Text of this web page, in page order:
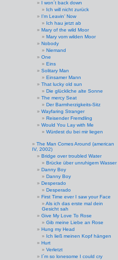
I won´t back down
Ich will nicht zurück
I’m Leavin’ Now
Ich hau jetzt ab
Mary of the wild Moor
Mary vom wilden Moor
Nobody
Niemand
One
Eins
Solitary Man
Einsamer Mann
That lucky old sun
Die glückliche alte Sonne
The mercy Seat
Der Barmherzigkeits-Sitz
Wayfaring Stranger
Reisender Fremdling
Would You Lay with Me
Würdest du bei mir liegen
The Man Comes Around (american
IV, 2002)
Bridge over troubled Water
Brücke über unruhigem Wasser
Danny Boy
Danny Boy
Desperado
Desperado
First Time ever I saw your Face
Als ich das erste mal dein
Gesicht sah
Give My Love To Rose
Gib meine Liebe an Rose
Hung my Head
Ich ließ meinen Kopf hängen
Hurt
Verletzt
I´m so lonesome I could cry